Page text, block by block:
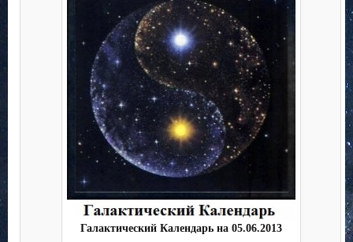
Галактический Календарь на 05.06.2013